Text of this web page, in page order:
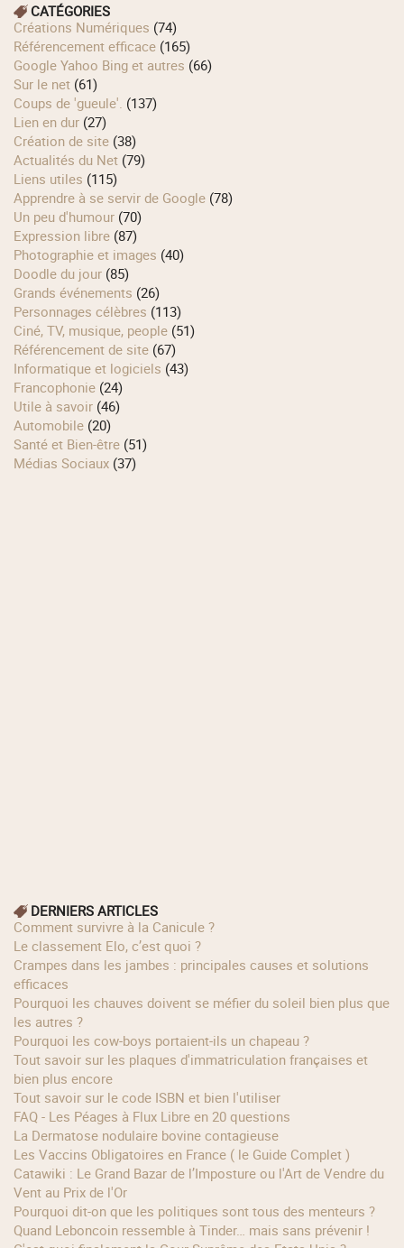
CATÉGORIES
Créations Numériques (74)
Référencement efficace (165)
Google Yahoo Bing et autres (66)
Sur le net (61)
Coups de 'gueule'. (137)
Lien en dur (27)
Création de site (38)
Actualités du Net (79)
Liens utiles (115)
Apprendre à se servir de Google (78)
Un peu d'humour (70)
Expression libre (87)
Photographie et images (40)
Doodle du jour (85)
Grands événements (26)
Personnages célèbres (113)
Ciné, TV, musique, people (51)
Référencement de site (67)
Informatique et logiciels (43)
Francophonie (24)
Utile à savoir (46)
Automobile (20)
Santé et Bien-être (51)
Médias Sociaux (37)
DERNIERS ARTICLES
Comment survivre à la Canicule ?
Le classement Elo, c’est quoi ?
Crampes dans les jambes : principales causes et solutions
efficaces
Pourquoi les chauves doivent se méfier du soleil bien plus que
les autres ?
Pourquoi les cow‑boys portaient‑ils un chapeau ?
Tout savoir sur les plaques d'immatriculation françaises et
bien plus encore
Tout savoir sur le code ISBN et bien l'utiliser
FAQ - Les Péages à Flux Libre en 20 questions
La Dermatose nodulaire bovine contagieuse
Les Vaccins Obligatoires en France ( le Guide Complet )
Catawiki : Le Grand Bazar de l’Imposture ou l'Art de Vendre du
Vent au Prix de l'Or
Pourquoi dit-on que les politiques sont tous des menteurs ?
Quand Leboncoin ressemble à Tinder… mais sans prévenir !